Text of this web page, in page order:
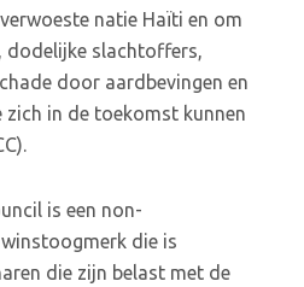
natie Haïti en om
dodelijke slachtoffers,
door aardbevingen en
in de toekomst kunnen
is een non-
die is
die zijn belast met de